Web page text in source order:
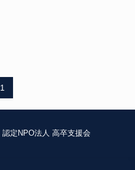
1
認定NPO法人 高卒支援会